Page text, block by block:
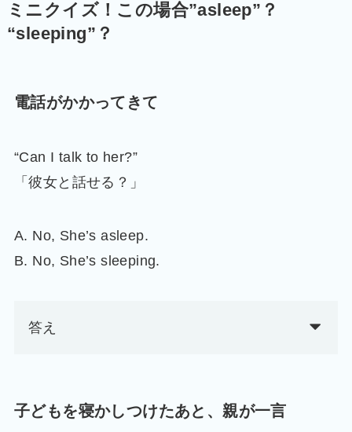
ミニクイズ！この場合”asleep”？
“sleeping”？
電話がかかってきて
“Can I talk to her?”
「彼女と話せる？」
A. No, She’s asleep.
B. No, She’s sleeping.
答え
子どもを寝かしつけたあと、親が一言